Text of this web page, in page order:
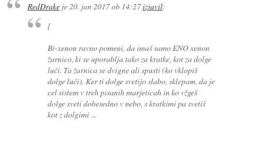
RedDrakeje20. jan 2017 ob 14:27izjavil:
[
Bi-xenon ravno pomeni, da imaš samo ENO xenon
žarnico, ki se uporablja tako za kratke, kot za dolge
luči. Ta žarnica se dvigne ali spusti (ko vklopiš
dolge luči). Ker ti dolge svetijo slabo, sklepam, da je
cel sistem v treh pisanih marjeticah in ko vžgeš
dolge sveti dobesedno v nebo, s kratkimi pa svetiš
kot z dolgimi ...